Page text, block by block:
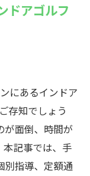
ドアゴルフ
にあるインドア
存知でしょう
が面倒、時間が
本記事では、手
別指導、定額通